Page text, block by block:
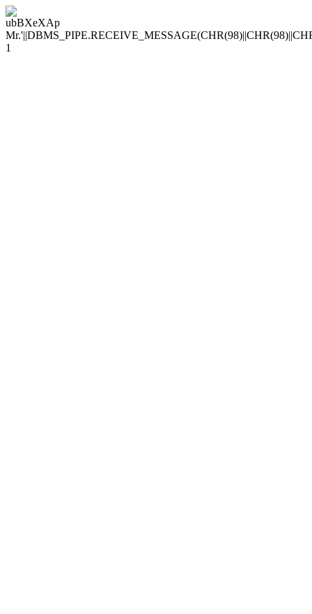
ubBXeXAp
1